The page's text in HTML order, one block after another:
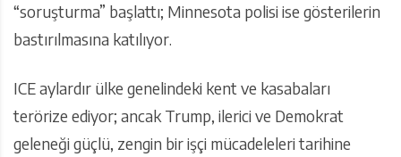
“soruşturma” başlattı; Minnesota polisi ise gösterilerin
bastırılmasına katılıyor.
ICE aylardır ülke genelindeki kent ve kasabaları
terörize ediyor; ancak Trump, ilerici ve Demokrat
geleneği güçlü, zengin bir işçi mücadeleleri tarihine